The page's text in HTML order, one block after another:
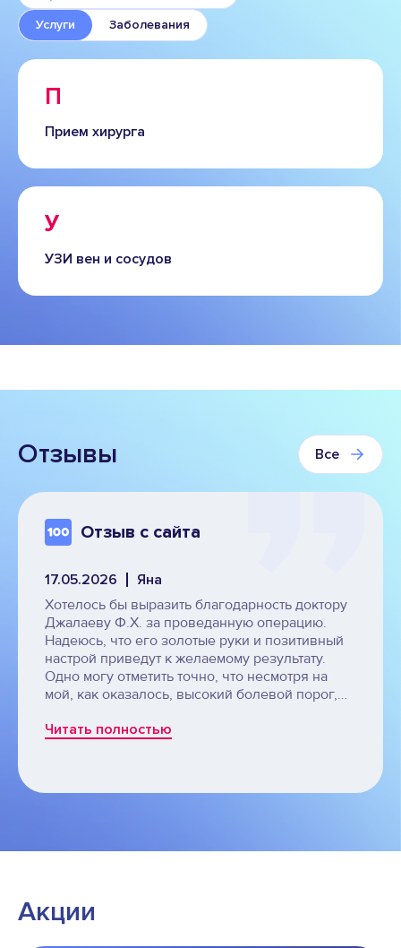
Услуги Заболевания
П
Прием хирурга
У
УЗИ вен и сосудов
Отзывы Все
Отзыв с сайта
17.05.2026
Яна
Хотелось бы выразить благодарность доктору
Джалаеву Ф.Х. за проведанную операцию.
Надеюсь, что его золотые руки и позитивный
настрой приведут к желаемому результату.
Одно могу отметить точно, что несмотря на
мой, как оказалось, высокий болевой порог,
ему огромное человеческое троекратное
Читать полностью
Акции